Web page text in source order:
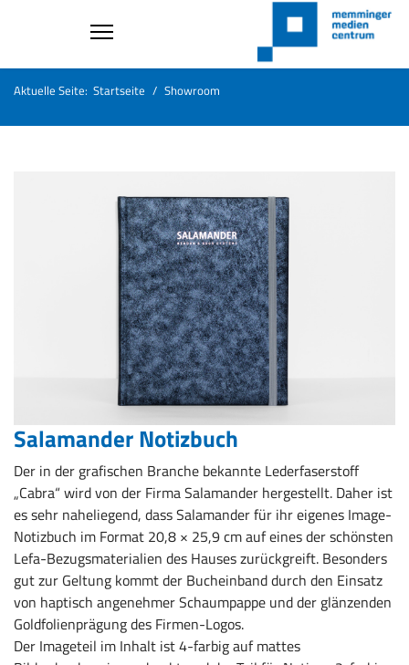
Aktuelle Seite: Startseite Showroom
Salamander Notizbuch
Der in der grafischen Branche bekannte Lederfaserstoff
„Cabra“ wird von der Firma Salamander hergestellt. Daher ist
es sehr naheliegend, dass Salamander für ihr eigenes Image-
Notizbuch im Format 20,8 × 25,9 cm auf eines der schönsten
Lefa-Bezugsmaterialien des Hauses zurückgreift. Besonders
gut zur Geltung kommt der Bucheinband durch den Einsatz
von haptisch angenehmer Schaumpappe und der glänzenden
Goldfolienprägung des Firmen-Logos.
Der Imageteil im Inhalt ist 4-farbig auf mattes